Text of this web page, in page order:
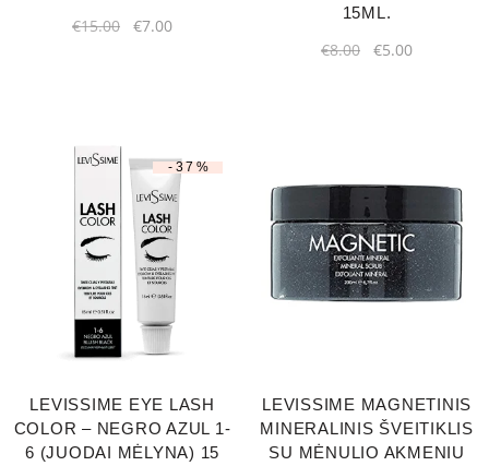
€15.00 €7.00
15ML.
€8.00 €5.00
-37%
LEVISSIME EYE LASH
COLOR – NEGRO AZUL 1-
6 (JUODAI MĖLYNA) 15
LEVISSIME MAGNETINIS
MINERALINIS ŠVEITIKLIS
SU MĖNULIO AKMENIU